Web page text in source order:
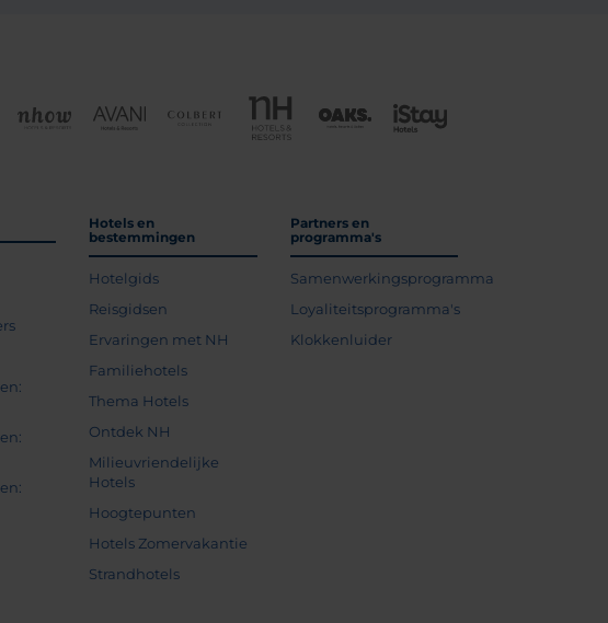
Hotels en
bestemmingen
Hotelgids
Reisgidsen
Ervaringen met NH
Familiehotels
Thema Hotels
Ontdek NH
Milieuvriendelijke
Hotels
Hoogtepunten
Hotels Zomervakantie
Strandhotels
Partners en
programma's
Samenwerkingsprogramma
Loyaliteitsprogramma's
Klokkenluider